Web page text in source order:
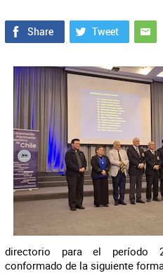
directorio para el período
conformado de la siguiente